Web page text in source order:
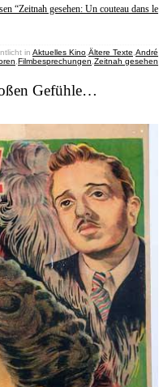
“Zeitnah gesehen: Un couteau dans le
in Aktuelles Kino Ältere Texte André
Filmbesprechungen Zeitnah gesehen
Gefühle…